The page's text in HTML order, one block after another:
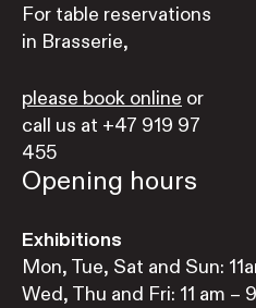
For table reservations
in Brasserie,
please book online or
call us at +47 919 97
455
Opening hours
Exhibitions
Mon, Tue, Sat and Sun:
Wed, Thu and Fri: 11 am –